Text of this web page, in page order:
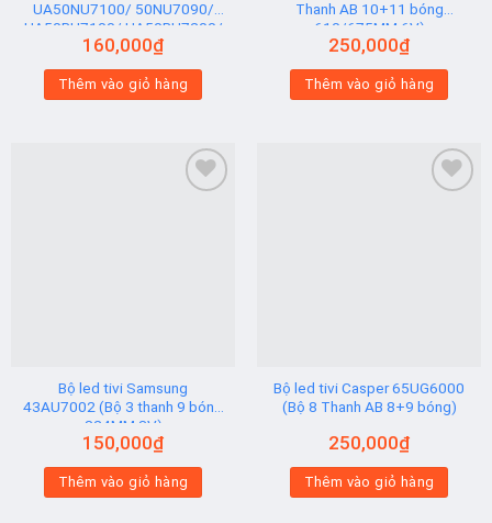
UA50NU7100/ 50NU7090/
UA50RU7100/ UA50RU7200/
UA50RU7300 (2 thanh viền 6V
160,000₫
Thêm vào giỏ hàng
Thanh AB 10+11 bóng
610/675MM 6V)
250,000₫
Thêm vào giỏ hàng
Bộ led tivi Samsung
43AU7002 (Bộ 3 thanh 9 bóng
824MM 3V)
150,000₫
Thêm vào giỏ hàng
Bộ led tivi Casper 65UG6000
(Bộ 8 Thanh AB 8+9 bóng)
250,000₫
Thêm vào giỏ hàng